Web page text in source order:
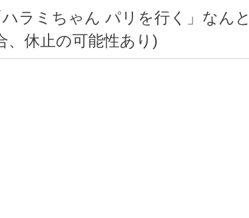
ラミちゃん パリを行く」なん
、休止の可能性あり)